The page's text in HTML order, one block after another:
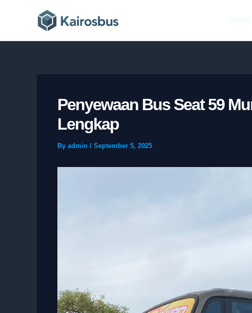
Home
Penyewaan Bus Seat 59
Lengkap
By admin / September 5, 2025